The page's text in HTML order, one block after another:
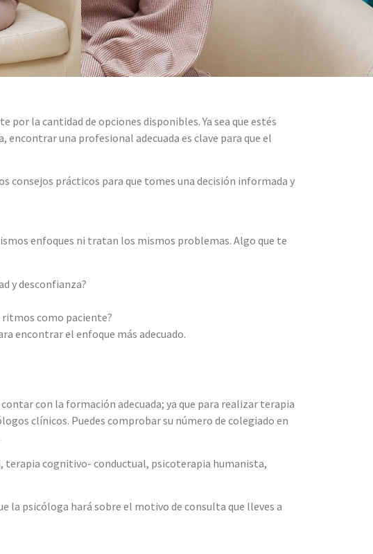
por la cantidad de opciones disponibles. Ya sea que estés
una profesional adecuada es clave para que el
consejos prácticos para que tomes una decisión informada y
enfoques ni tratan los mismos problemas. Algo que te
y desconfianza?
ritmos como paciente?
encontrar el enfoque más adecuado.
contar con la formación adecuada; ya que para realizar terapia
clínicos. Puedes comprobar su número de colegiado en
terapia cognitivo- conductual, psicoterapia humanista,
la psicóloga hará sobre el motivo de consulta que lleves a